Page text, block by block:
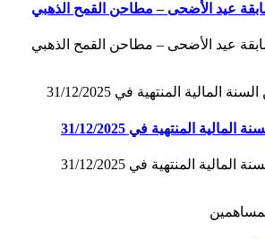
عيد الأضحى – مطاحن القمح الذهبي
عيد الأضحى – مطاحن القمح الذهبي
المنتهية في 31/12/2025
المنتهية في 31/12/2025